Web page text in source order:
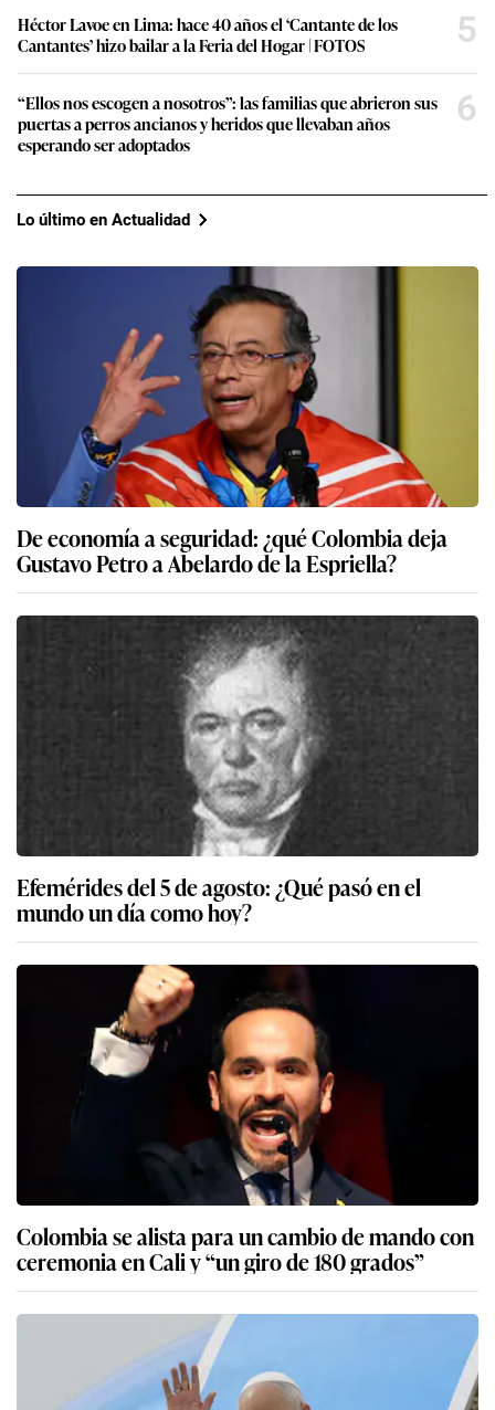
Héctor Lavoe en Lima: hace 40 años el ‘Cantante de los
Cantantes’ hizo bailar a la Feria del Hogar | FOTOS
5
“Ellos nos escogen a nosotros”: las familias que abrieron sus
puertas a perros ancianos y heridos que llevaban años
esperando ser adoptados
6
Lo último en Actualidad
De economía a seguridad: ¿qué Colombia deja
Gustavo Petro a Abelardo de la Espriella?
Efemérides del 5 de agosto: ¿Qué pasó en el
mundo un día como hoy?
Colombia se alista para un cambio de mando con
ceremonia en Cali y “un giro de 180 grados”